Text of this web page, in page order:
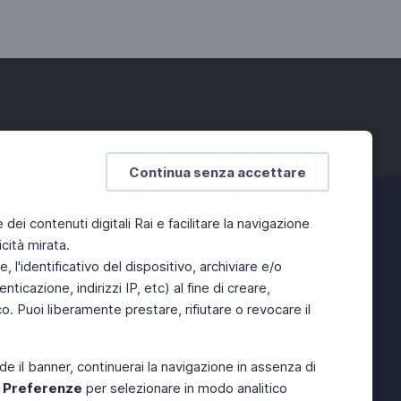
Continua senza accettare
contenuti digitali Rai e facilitare la navigazione
mirata.
l'identificativo del dispositivo, archiviare e/o
indirizzi IP, etc) al fine di creare,
Puoi liberamente prestare, rifiutare o revocare il
il banner, continuerai la navigazione in assenza di
Preferenze per selezionare in modo analitico